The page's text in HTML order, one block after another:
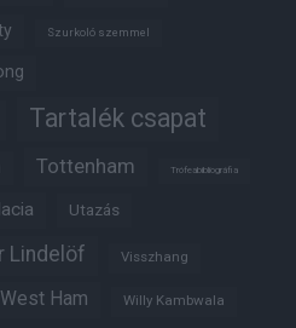
Szurkoló szemmel
Tartalék csapat
Tottenham Trófeabibliográfia
Utazás
Lindelöf Visszhang
West Ham Willy Kambwala